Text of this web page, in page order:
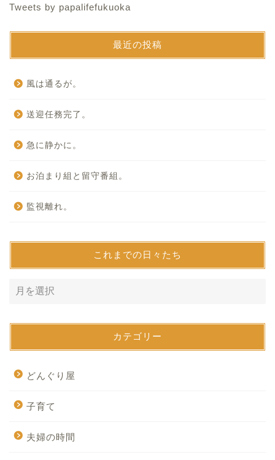
Tweets by papalifefukuoka
最近の投稿
風は通るが。
送迎任務完了。
急に静かに。
お泊まり組と留守番組。
監視離れ。
これまでの日々たち
カテゴリー
どんぐり屋
子育て
夫婦の時間